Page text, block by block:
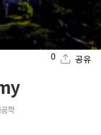
0 공유
학